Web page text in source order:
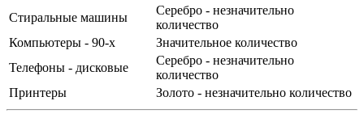
Стиральные машины
Серебро - незначительно
количество
Компьютеры - 90-х
Значительное количество
Телефоны - дисковые
Серебро - незначительно
количество
Принтеры
Золото - незначительно количество